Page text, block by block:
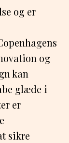
og er
og
kan
glæde i
er
sikre